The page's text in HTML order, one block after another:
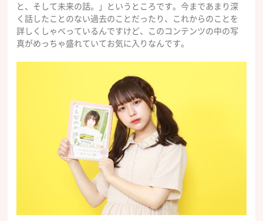
と、そして未来の話。」というところです。今まであまり深
く話したことのない過去のことだったり、これからのことを
詳しくしゃべっているんですけど、このコンテンツの中の写
真がめっちゃ盛れていてお気に入りなんです。